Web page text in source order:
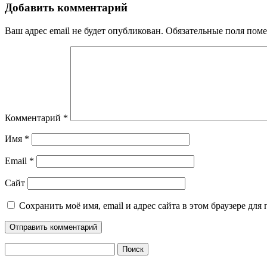
Добавить комментарий
Ваш адрес email не будет опубликован. Обязательные поля
Комментарий *
Имя *
Email *
Сайт
Сохранить моё имя, email и адрес сайта в этом браузере